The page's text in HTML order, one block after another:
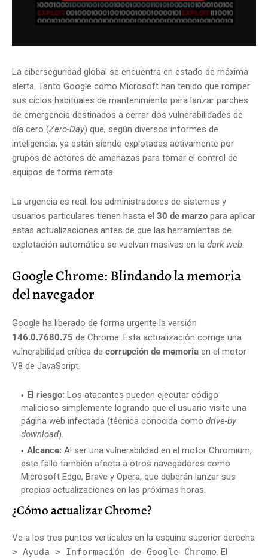
La ciberseguridad global se encuentra en estado de máxima
alerta. Tanto Google como Microsoft han tenido que romper
sus ciclos habituales de mantenimiento para lanzar parches
de emergencia destinados a cerrar dos vulnerabilidades de
día cero (Zero-Day) que, según diversos informes de
inteligencia, ya están siendo explotadas activamente por
grupos de actores de amenazas para tomar el control de
equipos de forma remota.
La urgencia es real: los administradores de sistemas y
usuarios particulares tienen hasta el 30 de marzo para aplicar
estas actualizaciones antes de que las herramientas de
explotación automática se vuelvan masivas en la dark web.
Google Chrome: Blindando la memoria
del navegador
Google ha liberado de forma urgente la versión
146.0.7680.75 de Chrome. Esta actualización corrige una
vulnerabilidad crítica de corrupción de memoria en el motor
V8 de JavaScript.
El riesgo: Los atacantes pueden ejecutar código
malicioso simplemente logrando que el usuario visite una
página web infectada (técnica conocida como drive-by
download).
Alcance: Al ser una vulnerabilidad en el motor Chromium,
este fallo también afecta a otros navegadores como
Microsoft Edge, Brave y Opera, que deberán lanzar sus
propias actualizaciones en las próximas horas.
¿Cómo actualizar Chrome?
Ve a los tres puntos verticales en la esquina superior derecha
> Ayuda > Información de Google Chrome. El